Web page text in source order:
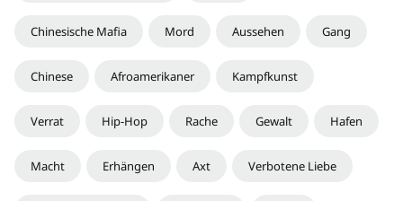
Chinesische Mafia Mord Aussehen Gang
Chinese Afroamerikaner Kampfkunst
Verrat Hip-Hop Rache Gewalt Hafen
Macht Erhängen Axt Verbotene Liebe